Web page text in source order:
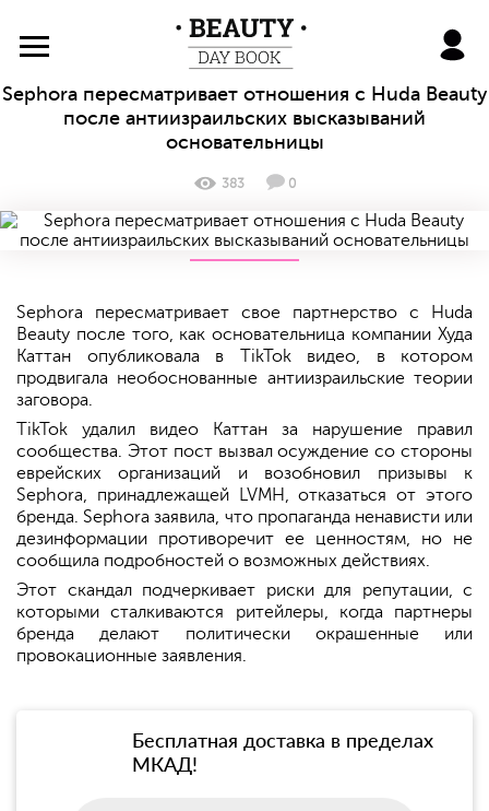
BeautyDayBook
Sephora пересматривает отношения с Huda Beauty
после антиизраильских высказываний
основательницы
383 0
Sephora пересматривает свое партнерство с Huda
Beauty после того, как основательница компании Худа
Каттан опубликовала в TikTok видео, в котором
продвигала необоснованные антиизраильские теории
заговора.
TikTok удалил видео Каттан за нарушение правил
сообщества. Этот пост вызвал осуждение со стороны
еврейских организаций и возобновил призывы к
Sephora, принадлежащей LVMH, отказаться от этого
бренда. Sephora заявила, что пропаганда ненависти или
дезинформации противоречит ее ценностям, но не
сообщила подробностей о возможных действиях.
Этот скандал подчеркивает риски для репутации, с
которыми сталкиваются ритейлеры, когда партнеры
бренда делают политически окрашенные или
провокационные заявления.
Бесплатная доставка в пределах
МКАД!